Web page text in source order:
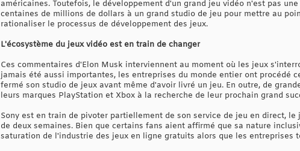
américaines. Toutefois, le développement d'un grand jeu vidéo n'est pas
centaines de millions de dollars à un grand studio de jeu pour mettre au
rationaliser le processus de développement des jeux.
L'écosystème du jeux vidéo est en train de changer
Ces commentaires d'Elon Musk interviennent au moment où les jeux
jamais été aussi importantes, les entreprises du monde entier ont procédé
fermé son studio de jeux avant même d'avoir livré un jeu. En outre, de
leurs marques PlayStation et Xbox à la recherche de leur prochain grand
Sony est en train de pivoter partiellement de son service de jeu en direct,
de deux semaines. Bien que certains fans aient affirmé que sa nature
saturation de l'industrie des jeux en ligne gratuits alors que les entreprises